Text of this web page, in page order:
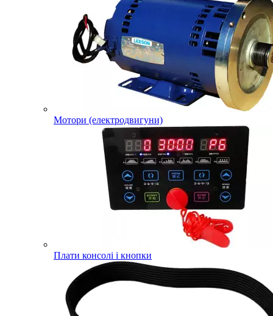
Мотори (електродвигуни)
Плати консолі і кнопки